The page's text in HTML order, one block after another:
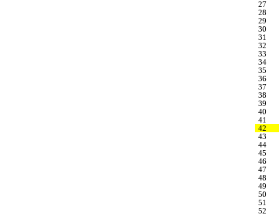
27
28
29
30
31
32
33
34
35
36
37
38
39
40
41
42
43
44
45
46
47
48
49
50
51
52